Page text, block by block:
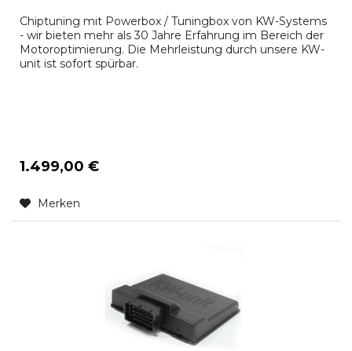
Chiptuning mit Powerbox / Tuningbox von KW-Systems
- wir bieten mehr als 30 Jahre Erfahrung im Bereich der
Motoroptimierung. Die Mehrleistung durch unsere KW-
unit ist sofort spürbar.
1.499,00 €
Merken